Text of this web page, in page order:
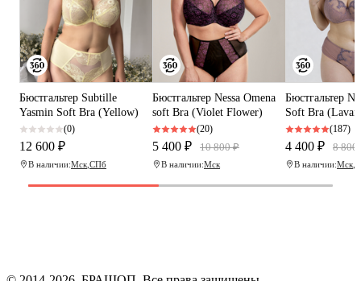
Бюстгальтер Subtille
Yasmin Soft Bra (Yellow)
(0)
12 600 ₽
В наличии:Мск СПб
Бюстгальтер Nessa Omena
soft Bra (Violet Flower)
(20)
5 400 ₽ 10 800 ₽
В наличии:Мск
Бюстгальтер
Soft Bra
(187)
4 400 ₽ 8 800
В наличии:Мск